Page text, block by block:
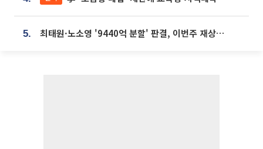
5. 최태원·노소영 '9440억 분할' 판결, 이번주 재상고 여부 주목